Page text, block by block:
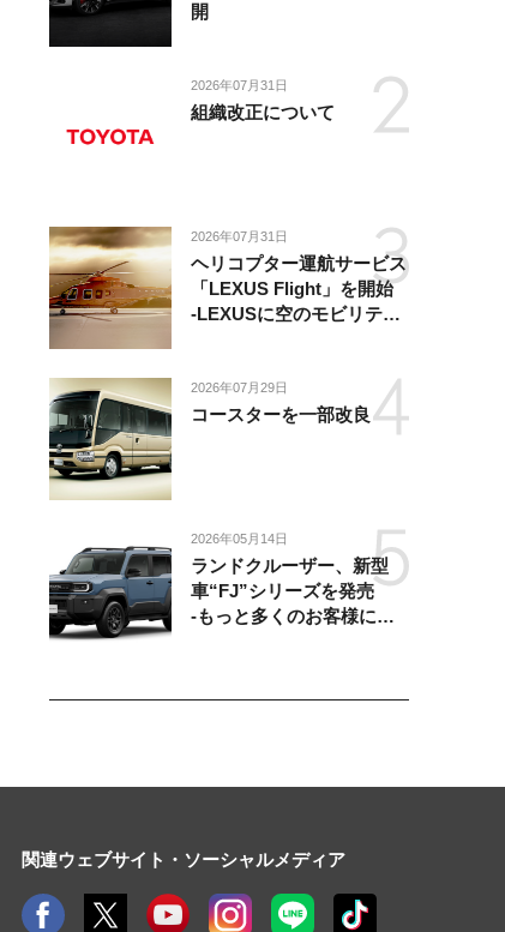
開
2026年07月31日
組織改正について
2026年07月31日
ヘリコプター運航サービス
「LEXUS Flight」を開始
-LEXUSに空のモビリティ
2026年07月29日
コースターを一部改良
2026年05月14日
ランドクルーザー、新型
車“FJ”シリーズを発売
-もっと多くのお客様にラ
関連ウェブサイト・ソーシャルメディア